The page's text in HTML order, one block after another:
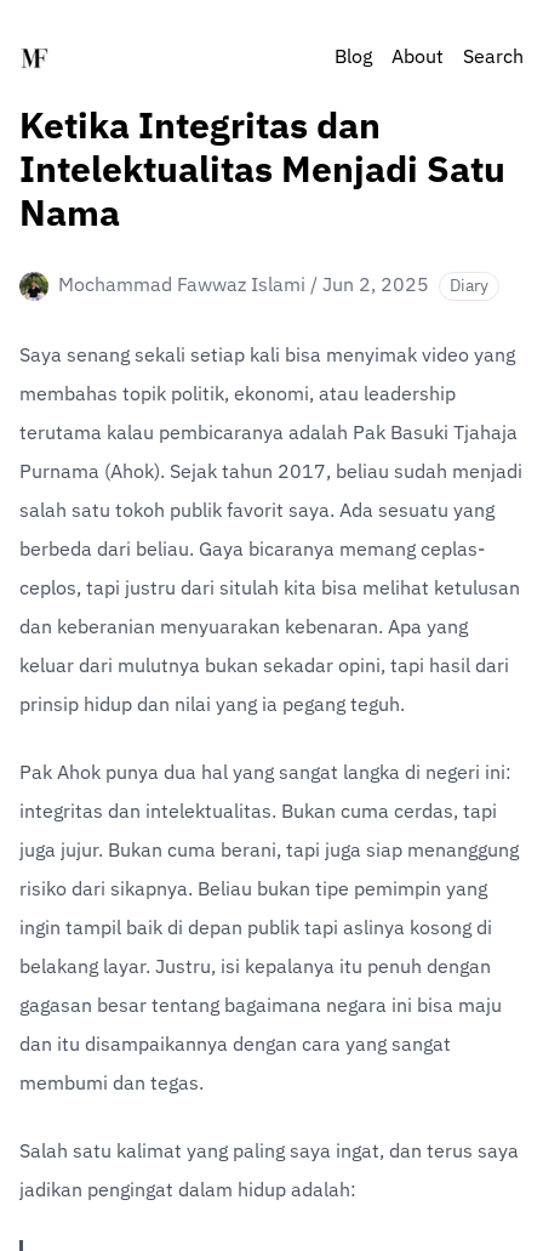
Blog About Search
Ketika Integritas dan
Intelektualitas Menjadi Satu
Nama
Mochammad Fawwaz Islami / Jun 2, 2025 Diary
Saya senang sekali setiap kali bisa menyimak video yang
membahas topik politik, ekonomi, atau leadership
terutama kalau pembicaranya adalah Pak Basuki Tjahaja
Purnama (Ahok). Sejak tahun 2017, beliau sudah menjadi
salah satu tokoh publik favorit saya. Ada sesuatu yang
berbeda dari beliau. Gaya bicaranya memang ceplas-
ceplos, tapi justru dari situlah kita bisa melihat ketulusan
dan keberanian menyuarakan kebenaran. Apa yang
keluar dari mulutnya bukan sekadar opini, tapi hasil dari
prinsip hidup dan nilai yang ia pegang teguh.
Pak Ahok punya dua hal yang sangat langka di negeri ini:
integritas dan intelektualitas. Bukan cuma cerdas, tapi
juga jujur. Bukan cuma berani, tapi juga siap menanggung
risiko dari sikapnya. Beliau bukan tipe pemimpin yang
ingin tampil baik di depan publik tapi aslinya kosong di
belakang layar. Justru, isi kepalanya itu penuh dengan
gagasan besar tentang bagaimana negara ini bisa maju
dan itu disampaikannya dengan cara yang sangat
membumi dan tegas.
Salah satu kalimat yang paling saya ingat, dan terus saya
jadikan pengingat dalam hidup adalah: